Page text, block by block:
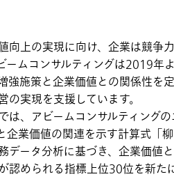
向上の実現に向け、企業は競争
ームコンサルティングは2019
強施策と企業価値との関係性を
の実現を支援しています。
は、アビームコンサルティング
企業価値の関連を示す計算式「
データ分析に基づき、企業価値
認められる指標上位30位を新た